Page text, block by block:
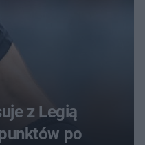
z Legią
po